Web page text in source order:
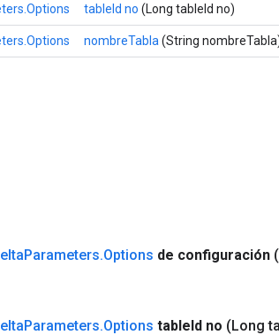
tableId no (Long tableId no)
nombreTabla (String
Parameters.Options de configuración
Parameters.Options tableId no (Long